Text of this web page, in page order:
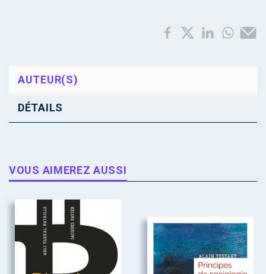
AUTEUR(S)
DÉTAILS
VOUS AIMEREZ AUSSI